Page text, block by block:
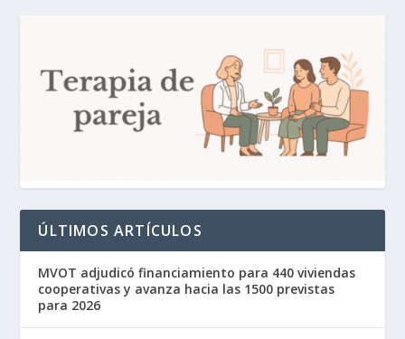
ÚLTIMOS ARTÍCULOS
MVOT adjudicó financiamiento para 440 viviendas
cooperativas y avanza hacia las 1500 previstas
para 2026